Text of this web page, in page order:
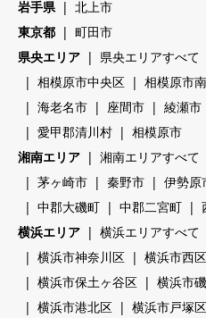
岩手県
北上市
東京都
町田市
県央エリア
県央エリアすべて
相模原市中央区
相模原市
海老名市
座間市 綾瀬市
愛甲郡清川村
相模原市
湘南エリア
湘南エリアすべて
茅ヶ崎市
秦野市 伊勢原
中郡大磯町
中郡二宮町
横浜エリア
横浜エリアすべて
横浜市神奈川区
横浜市西区
横浜市保土ヶ谷区
横浜市
横浜市港北区
横浜市戸塚区